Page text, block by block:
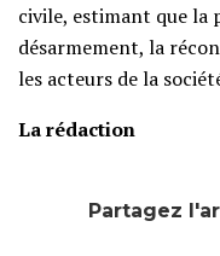
civile, estimant que la
désarmement, la
les acteurs de la
La rédaction
Partagez